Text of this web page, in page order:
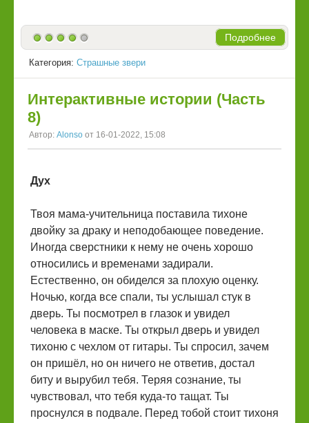
Подробнее
Категория: Страшные звери
Интерактивные истории (Часть
8)
Автор: Alonso от 16-01-2022, 15:08
Дух
Твоя мама-учительница поставила тихоне
двойку за драку и неподобающее поведение.
Иногда сверстники к нему не очень хорошо
относились и временами задирали.
Естественно, он обиделся за плохую оценку.
Ночью, когда все спали, ты услышал стук в
дверь. Ты посмотрел в глазок и увидел
человека в маске. Ты открыл дверь и увидел
тихоню с чехлом от гитары. Ты спросил, зачем
он пришёл, но он ничего не ответив, достал
биту и вырубил тебя. Теряя сознание, ты
чувствовал, что тебя куда-то тащат. Ты
проснулся в подвале. Перед тобой стоит тихоня